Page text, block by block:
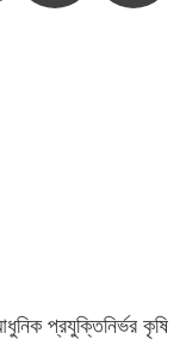
প্রযুক্তিনির্ভর কৃষি